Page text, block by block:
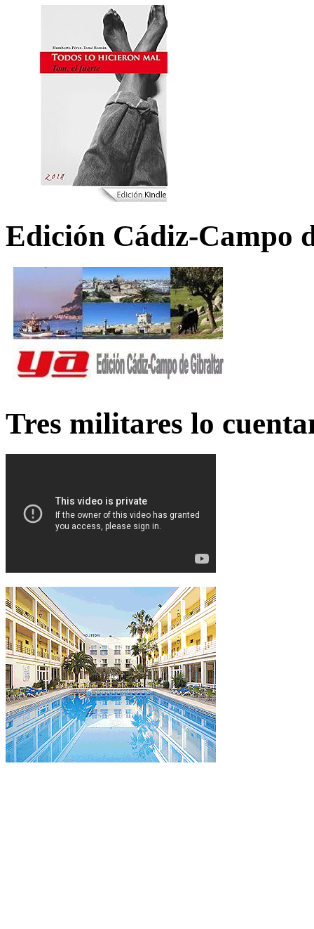
Edición Cádiz-Campo
Tres militares lo